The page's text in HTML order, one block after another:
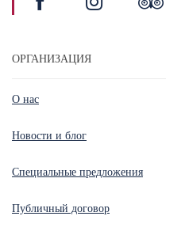
ОРГАНИЗАЦИЯ
О нас
Новости и блог
Специальные предложения
Публичный договор